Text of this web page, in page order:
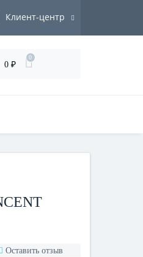
Клиент-центр
0 ₽
0
Оставить отзыв